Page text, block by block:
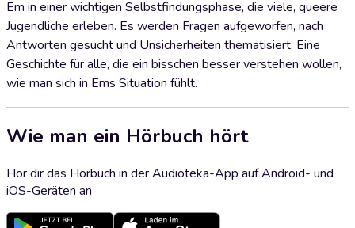
Em in einer wichtigen Selbstfindungsphase, die viele, queere
Jugendliche erleben. Es werden Fragen aufgeworfen, nach
Antworten gesucht und Unsicherheiten thematisiert. Eine
Geschichte für alle, die ein bisschen besser verstehen wollen,
wie man sich in Ems Situation fühlt.
Wie man ein Hörbuch hört
Hör dir das Hörbuch in der Audioteka-App auf Android- und
iOS-Geräten an